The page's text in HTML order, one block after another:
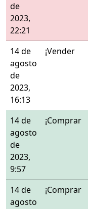
de
2023,
22:21
14 de
agosto
de
2023,
16:13
¡Vender
14 de
agosto
de
2023,
9:57
¡Comprar
14 de
agosto
¡Comprar